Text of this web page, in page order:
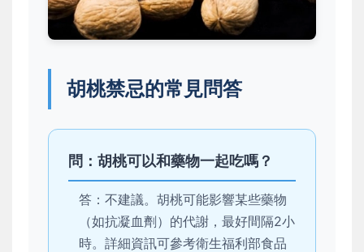
胡桃禁忌的常見問答
問：胡桃可以和藥物一起吃嗎？
答：不建議。胡桃可能影響某些藥物
（如抗凝血劑）的代謝，最好間隔2小
時。詳細資訊可參考衛生福利部食品